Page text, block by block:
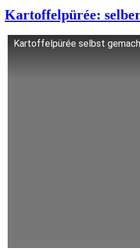
Kartoffelpürée:
Kartoffelpürée selbst